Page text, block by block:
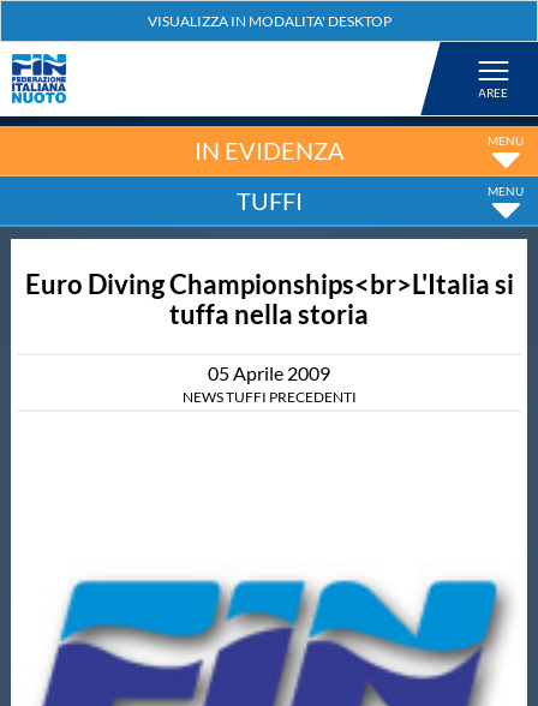
Nuoto
Tuffi
Master
Formazione
IN EVIDENZA
TUFFI
Euro Diving Championships<br>L'Italia si
tuffa nella storia
05Aprile 2009
NEWS TUFFI PRECEDENTI